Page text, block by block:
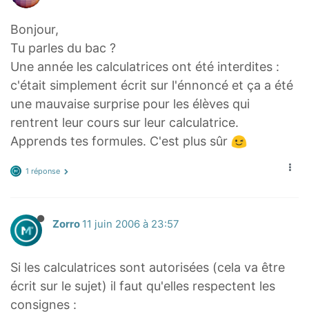
Bonjour,
Tu parles du bac ?
Une année les calculatrices ont été interdites :
c'était simplement écrit sur l'énnoncé et ça a été
une mauvaise surprise pour les élèves qui
rentrent leur cours sur leur calculatrice.
Apprends tes formules. C'est plus sûr
1 réponse
Zorro 11 juin 2006 à 23:57
Si les calculatrices sont autorisées (cela va être
écrit sur le sujet) il faut qu'elles respectent les
consignes :